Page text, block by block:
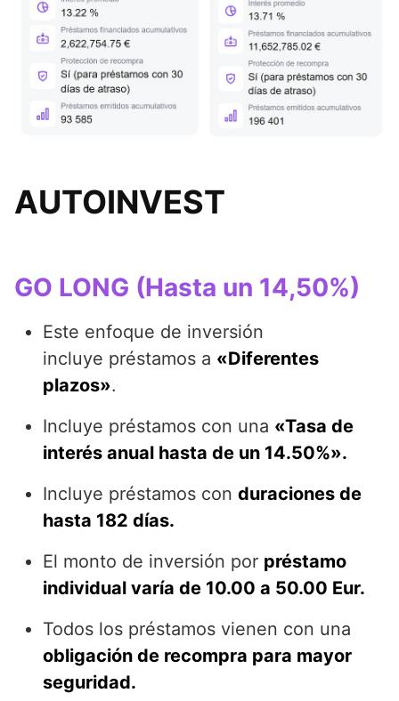
AUTOINVEST
GO LONG (Hasta un 14,50%)
Este enfoque de inversión
incluye préstamos a «Diferentes
plazos».
Incluye préstamos con una «Tasa de
interés anual hasta de un 14.50%».
Incluye préstamos con duraciones de
hasta 182 días.
El monto de inversión por préstamo
individual varía de 10.00 a 50.00 Eur.
Todos los préstamos vienen con una
obligación de recompra para mayor
seguridad.